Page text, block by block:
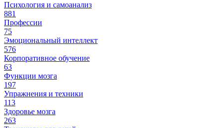
Психология и самоанализ
881
Профессии
75
Эмоциональный интеллект
576
Корпоративное обучение
63
Функции мозга
197
Упражнения и техники
113
Здоровье мозга
263